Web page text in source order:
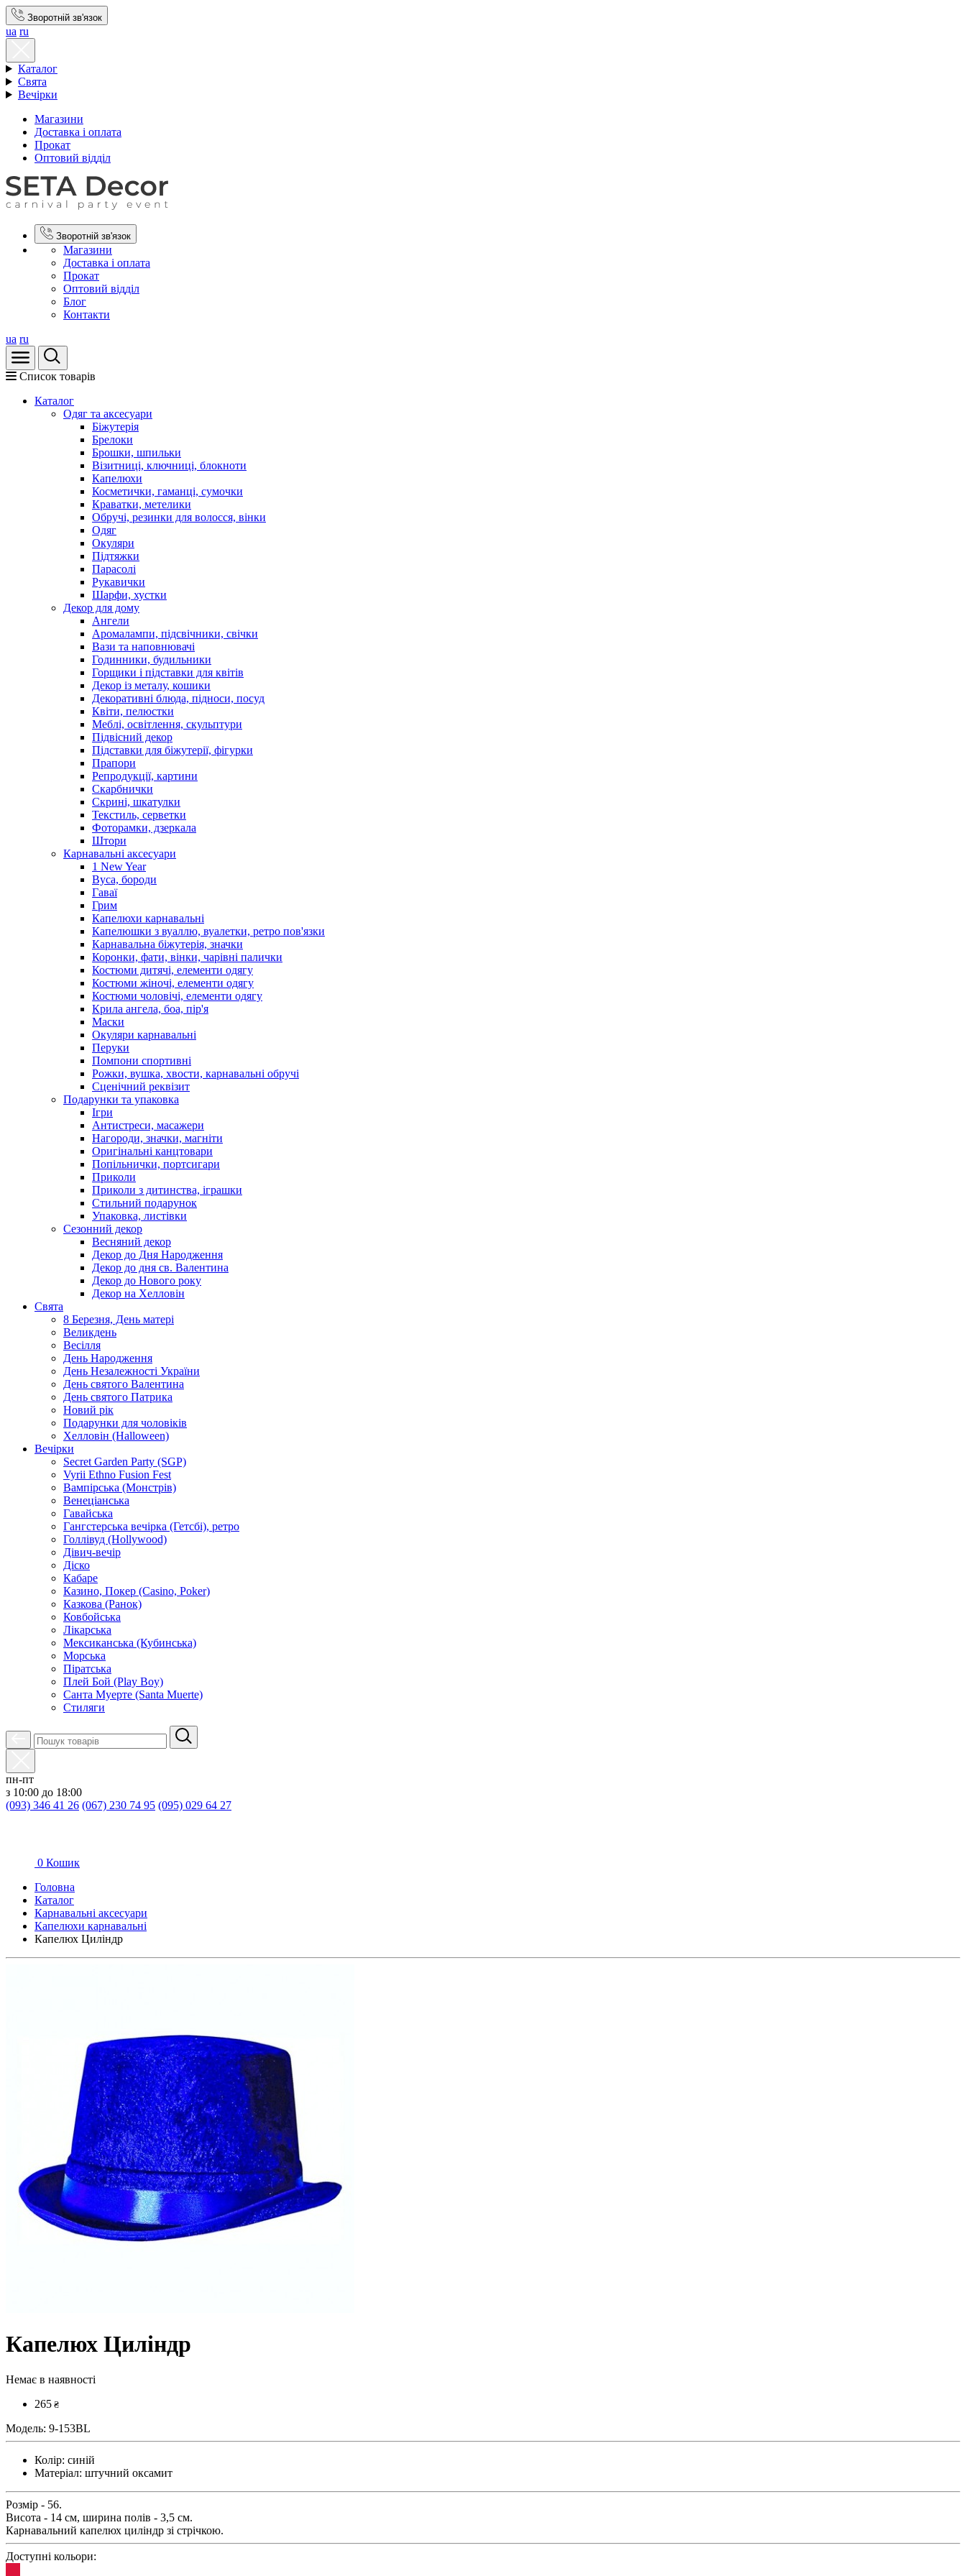
Зворотній зв'язок
ua ru
Каталог
Свята
Вечірки
Магазини
Доставка і оплата
Прокат
Оптовий відділ
Зворотній зв'язок
Магазини
Доставка і оплата
Прокат
Оптовий відділ
Блог
Контакти
ua ru
Список товарів
Каталог
Oдяг та аксесуари
Біжутерія
Брелоки
Брошки, шпильки
Візитниці, ключниці, блокноти
Капелюхи
Косметички, гаманці, сумочки
Краватки, метелики
Обручі, резинки для волосся, вінки
Одяг
Окуляри
Підтяжки
Парасолі
Рукавички
Шарфи, хустки
Декор для дому
Ангели
Аромалампи, підсвічники, свічки
Вази та наповнювачі
Годинники, будильники
Горщики і підставки для квітів
Декор із металу, кошики
Декоративні блюда, підноси, посуд
Квіти, пелюстки
Меблі, освітлення, скульптури
Підвісний декор
Підставки для біжутерії, фігурки
Прапори
Репродукції, картини
Скарбнички
Скрині, шкатулки
Текстиль, серветки
Фоторамки, дзеркала
Штори
Карнавальні аксесуари
1 New Year
Вуса, бороди
Гаваї
Грим
Капелюхи карнавальні
Капелюшки з вуаллю, вуалетки, ретро пов'язки
Карнавальна біжутерія, значки
Коронки, фати, вінки, чарівні палички
Костюми дитячі, елементи одягу
Костюми жіночі, елементи одягу
Костюми чоловічі, елементи одягу
Крила ангела, боа, пір'я
Маски
Окуляри карнавальні
Перуки
Помпони спортивні
Рожки, вушка, хвости, карнавальні обручі
Сценічний реквізит
Подарунки та упаковка
Ігри
Антистреси, масажери
Нагороди, значки, магніти
Оригінальні канцтовари
Попільнички, портсигари
Приколи
Приколи з дитинства, іграшки
Стильний подарунок
Упаковка, листівки
Сезонний декор
Весняний декор
Декор до Дня Народження
Декор до дня св. Валентина
Декор до Нового року
Декор на Хелловін
Свята
8 Березня, День матері
Великдень
Весілля
День Народження
День Незалежності України
День святого Валентина
День святого Патрика
Новий рік
Подарунки для чоловіків
Хелловін (Halloween)
Вечірки
Secret Garden Party (SGP)
Vyrii Ethno Fusion Fest
Вампірська (Монстрів)
Венеціанська
Гавайська
Гангстерська вечірка (Гетсбі), ретро
Голлівуд (Hollywood)
Дівич-вечір
Діско
Кабаре
Казино, Покер (Casino, Poker)
Казкова (Ранок)
Ковбойська
Лікарська
Мексиканська (Кубинська)
Морська
Піратська
Плей Бой (Play Boy)
Санта Муерте (Santa Muerte)
Стиляги
пн-пт
з 10:00 до 18:00
(093) 346 41 26 (067) 230 74 95 (095) 029 64 27
0 Кошик
Головна
Каталог
Карнавальні аксесуари
Капелюхи карнавальні
Капелюх Циліндр
Капелюх Циліндр
Немає в наявності
265 ₴
Модель: 9-153BL
Колір: синій
Матеріал: штучний оксамит
Розмір - 56.
Висота - 14 см, ширина полів - 3,5 см.
Карнавальний капелюх циліндр зі стрічкою.
Доступні кольори: